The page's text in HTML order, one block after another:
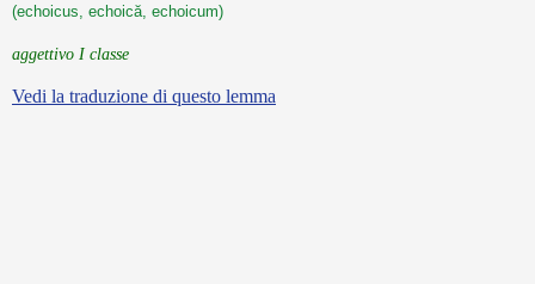
(echoicus, echoică, echoicum)
aggettivo I classe
Vedi la traduzione di questo lemma